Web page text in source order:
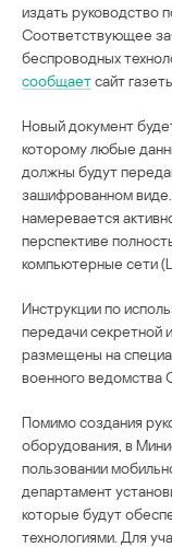
издать руководство
Соответствующее
беспроводных
сообщаетсайт
Новый документ
которому любые
должны будут
зашифрованном
намеревается
перспективе
компьютерные сети
Инструкции по
передачи секретной
размещены на
военного ведомства
Помимо создания
оборудования, в
пользовании
департамент
которые будут
технологиями. Для